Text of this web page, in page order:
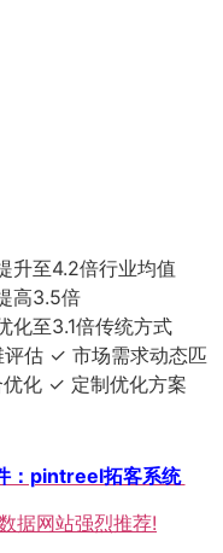
升至4.2倍行业均值
高3.5倍
化至3.1倍传统方式
估 ✓ 市场需求动态匹
化 ✓ 定制优化方案
：pintreel拓客系统
据网站强烈推荐!